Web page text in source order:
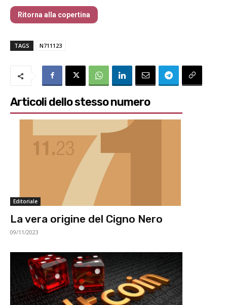
Ritorna alla copertina
TAGS N711123
Articoli dello stesso numero
Editoriale
La vera origine del Cigno Nero
09/11/2023